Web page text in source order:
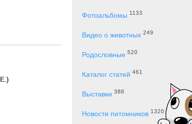
Фотоальбомы 1133
Видео о животных 249
Родословные 520
Каталог статей 461
Выставки 388
Новости питомников 1320